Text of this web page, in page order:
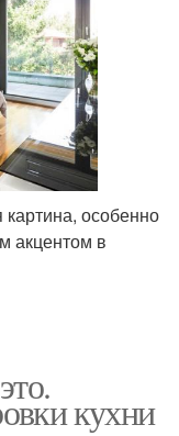
особенно
акцентом в
кухни